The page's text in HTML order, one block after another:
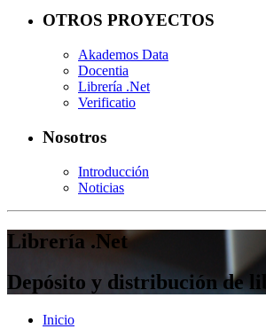
OTROS PROYECTOS
Akademos Data
Docentia
Librería .Net
Verificatio
Nosotros
Introducción
Noticias
Librería .Net
Depósito y distribución de
Inicio